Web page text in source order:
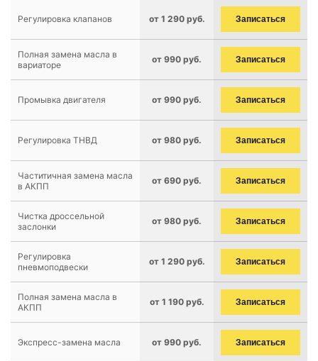
Регулировка клапанов от 1 290 руб. Записаться
Полная замена масла в
вариаторе
от 990 руб. Записаться
Промывка двигателя от 990 руб. Записаться
Регулировка ТНВД от 980 руб. Записаться
Частитичная замена масла
в АКПП
от 690 руб. Записаться
Чистка дроссельной
заслонки
от 980 руб. Записаться
Регулировка
пневмоподвески
от 1 290 руб. Записаться
Полная замена масла в
АКПП
от 1 190 руб. Записаться
Экспресс-замена масла от 990 руб. Записаться